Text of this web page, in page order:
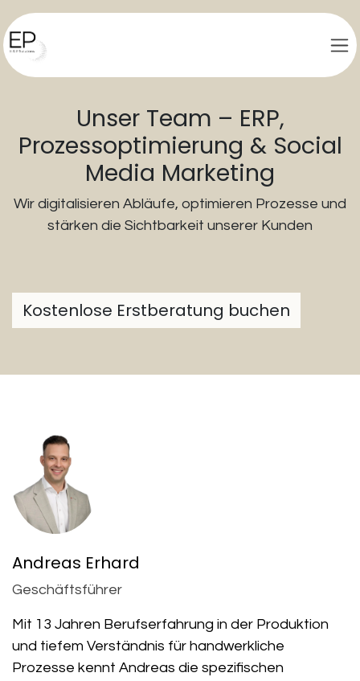
Zum Inhalt springen
Unser Team – ERP,
Prozessoptimierung & Social
Media Marketing
Wir digitalisieren Abläufe, optimieren Prozesse und
stärken die Sichtbarkeit unserer Kunden
Kostenlose Erstberatung buchen
Andreas Erhard
Geschäftsführer
Mit 13 Jahren Berufserfahrung in der Produktion
und tiefem Verständnis für handwerkliche
Prozesse kennt Andreas die spezifischen